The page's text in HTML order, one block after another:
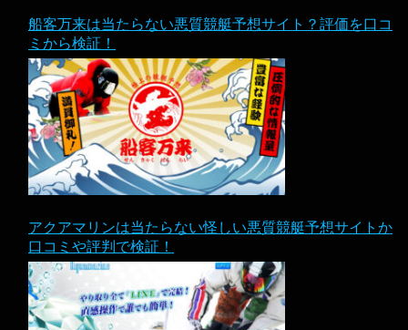
船客万来は当たらない悪質競艇予想サイト？評価を口コ
ミから検証！
アクアマリンは当たらない怪しい悪質競艇予想サイトか
口コミや評判で検証！